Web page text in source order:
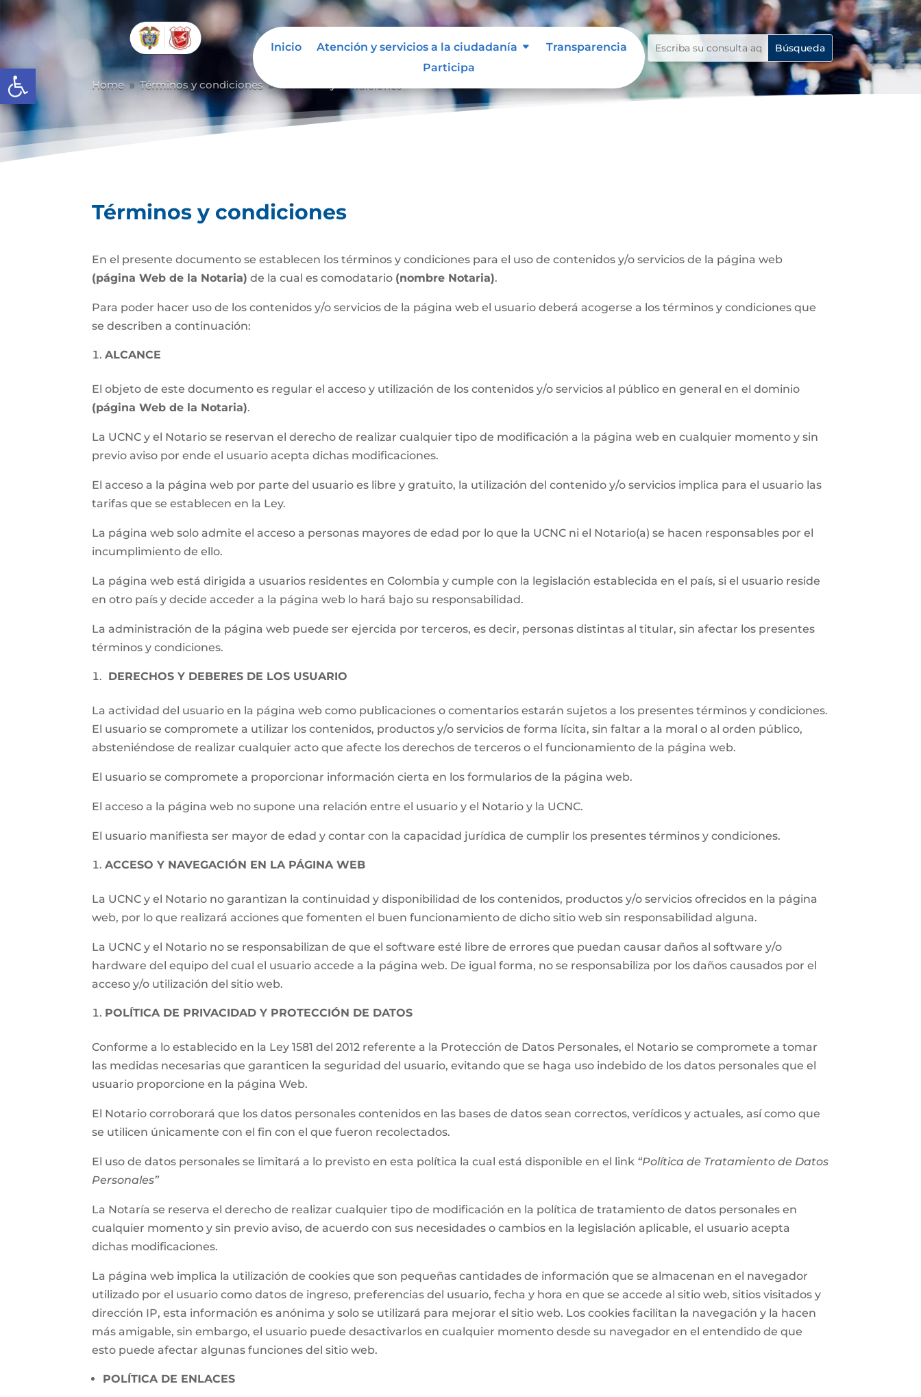
Abrir barra de herramientas
Inicio Atención y servicios a la ciudadanía
Transparencia
Participa
Home 9 Términos y condiciones 9
Términos y condiciones
En el presente documento se establecen los términos y condiciones para el uso de contenidos y/o servicios de la página web
(página Web de la Notaria) de la cual es comodatario (nombre Notaria).
Para poder hacer uso de los contenidos y/o servicios de la página web el usuario deberá acogerse a los términos y condiciones que
se describen a continuación:
ALCANCE
El objeto de este documento es regular el acceso y utilización de los contenidos y/o servicios al público en general en el dominio
(página Web de la Notaria).
La UCNC y el Notario se reservan el derecho de realizar cualquier tipo de modificación a la página web en cualquier momento y sin
previo aviso por ende el usuario acepta dichas modificaciones.
El acceso a la página web por parte del usuario es libre y gratuito, la utilización del contenido y/o servicios implica para el usuario las
tarifas que se establecen en la Ley.
La página web solo admite el acceso a personas mayores de edad por lo que la UCNC ni el Notario(a) se hacen responsables por el
incumplimiento de ello.
La página web está dirigida a usuarios residentes en Colombia y cumple con la legislación establecida en el país, si el usuario reside
en otro país y decide acceder a la página web lo hará bajo su responsabilidad.
La administración de la página web puede ser ejercida por terceros, es decir, personas distintas al titular, sin afectar los presentes
términos y condiciones.
DERECHOS Y DEBERES DE LOS USUARIO
La actividad del usuario en la página web como publicaciones o comentarios estarán sujetos a los presentes términos y condiciones.
El usuario se compromete a utilizar los contenidos, productos y/o servicios de forma lícita, sin faltar a la moral o al orden público,
absteniéndose de realizar cualquier acto que afecte los derechos de terceros o el funcionamiento de la página web.
El usuario se compromete a proporcionar información cierta en los formularios de la página web.
El acceso a la página web no supone una relación entre el usuario y el Notario y la UCNC.
El usuario manifiesta ser mayor de edad y contar con la capacidad jurídica de cumplir los presentes términos y condiciones.
ACCESO Y NAVEGACIÓN EN LA PÁGINA WEB
La UCNC y el Notario no garantizan la continuidad y disponibilidad de los contenidos, productos y/o servicios ofrecidos en la página
web, por lo que realizará acciones que fomenten el buen funcionamiento de dicho sitio web sin responsabilidad alguna.
La UCNC y el Notario no se responsabilizan de que el software esté libre de errores que puedan causar daños al software y/o
hardware del equipo del cual el usuario accede a la página web. De igual forma, no se responsabiliza por los daños causados por el
acceso y/o utilización del sitio web.
POLÍTICA DE PRIVACIDAD Y PROTECCIÓN DE DATOS
Conforme a lo establecido en la Ley 1581 del 2012 referente a la Protección de Datos Personales, el Notario se compromete a tomar
las medidas necesarias que garanticen la seguridad del usuario, evitando que se haga uso indebido de los datos personales que el
usuario proporcione en la página Web.
El Notario corroborará que los datos personales contenidos en las bases de datos sean correctos, verídicos y actuales, así como que
se utilicen únicamente con el fin con el que fueron recolectados.
El uso de datos personales se limitará a lo previsto en esta política la cual está disponible en el link “Política de Tratamiento de Datos
Personales”
La Notaría se reserva el derecho de realizar cualquier tipo de modificación en la política de tratamiento de datos personales en
cualquier momento y sin previo aviso, de acuerdo con sus necesidades o cambios en la legislación aplicable, el usuario acepta
dichas modificaciones.
La página web implica la utilización de cookies que son pequeñas cantidades de información que se almacenan en el navegador
utilizado por el usuario como datos de ingreso, preferencias del usuario, fecha y hora en que se accede al sitio web, sitios visitados y
dirección IP, esta información es anónima y solo se utilizará para mejorar el sitio web. Los cookies facilitan la navegación y la hacen
más amigable, sin embargo, el usuario puede desactivarlos en cualquier momento desde su navegador en el entendido de que
esto puede afectar algunas funciones del sitio web.
POLÍTICA DE ENLACES